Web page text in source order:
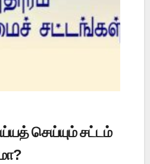
செய்யும் சட்டம்